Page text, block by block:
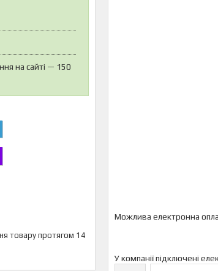
на сайті — 150
товару протягом 14
У компанії підключені